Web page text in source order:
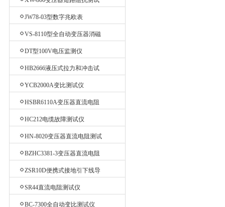
JW78-03型数字兆欧表
VS-8110型全自动变压器消磁
DT型100V电压监测仪
HB2666液压式拉力和冲击试
YCB2000A变比测试仪
HSBR6110A变压器直流电阻
HC212电缆故障测试仪
HN-8020变压器直流电阻测试
BZHC3381-3变压器直流电阻
ZSR10D便携式接地引下线导
通测试仪
SR44直流电阻测试仪
BC-7300全自动变比测试仪